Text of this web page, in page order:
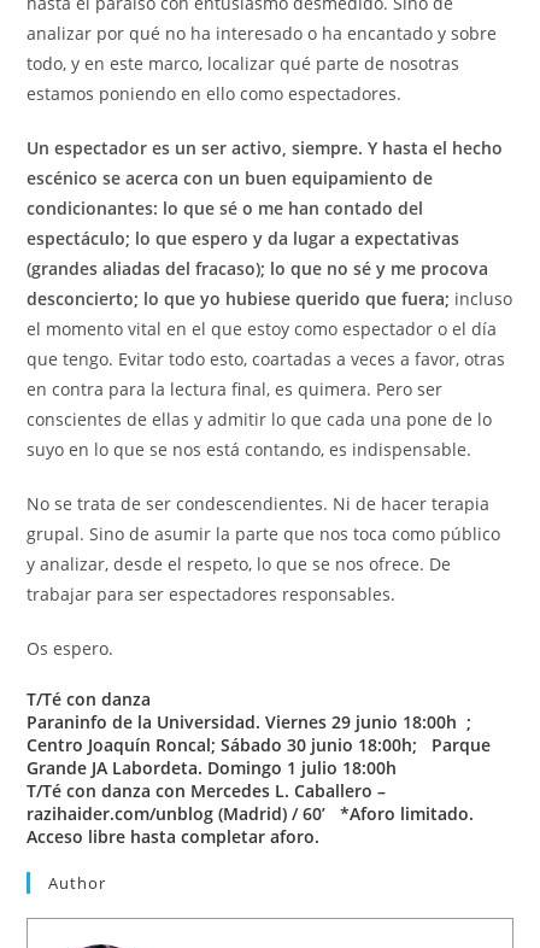
analizar por qué no ha interesado o ha encantado y sobre
todo, y en este marco, localizar qué parte de nosotras
estamos poniendo en ello como espectadores.
Un espectador es un ser activo, siempre. Y hasta el hecho
escénico se acerca con un buen equipamiento de
condicionantes: lo que sé o me han contado del
espectáculo; lo que espero y da lugar a expectativas
(grandes aliadas del fracaso); lo que no sé y me procova
desconcierto; lo que yo hubiese querido que fuera; incluso
el momento vital en el que estoy como espectador o el día
que tengo. Evitar todo esto, coartadas a veces a favor, otras
en contra para la lectura final, es quimera. Pero ser
conscientes de ellas y admitir lo que cada una pone de lo
suyo en lo que se nos está contando, es indispensable.
No se trata de ser condescendientes. Ni de hacer terapia
grupal. Sino de asumir la parte que nos toca como público
y analizar, desde el respeto, lo que se nos ofrece. De
trabajar para ser espectadores responsables.
Os espero.
T/Té con danza
Paraninfo de la Universidad.Viernes 29 junio 18:00h ;
Centro Joaquín Roncal;Sábado 30 junio 18:00h;
Parque
Grande JA Labordeta. Domingo 1 julio 18:00h
T/Té con danza con Mercedes L. Caballero –
razihaider.com/unblog (Madrid) / 60’ *Aforo limitado.
Acceso libre hasta completar aforo.
Author